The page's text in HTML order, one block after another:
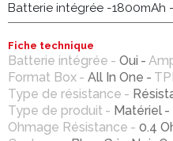
Batterie intégrée -1800mAh
Fiche technique
Batterie intégrée Oui
Format Box
All In One
Type de résistance
Type de produit
Matériel
Ohmage Résistance
0.4